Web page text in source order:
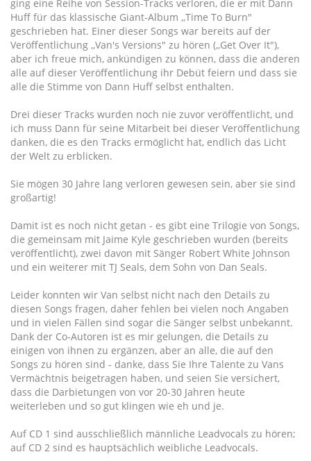
ging eine Reihe von Session-Tracks verloren, die er mit Dann
Huff für das klassische Giant-Album ,,Time To Burn"
geschrieben hat. Einer dieser Songs war bereits auf der
Veröffentlichung ,,Van's Versions" zu hören (,,Get Over It"),
aber ich freue mich, ankündigen zu können, dass die anderen
alle auf dieser Veröffentlichung ihr Debüt feiern und dass sie
alle die Stimme von Dann Huff selbst enthalten.
Drei dieser Tracks wurden noch nie zuvor veröffentlicht, und
ich muss Dann für seine Mitarbeit bei dieser Veröffentlichung
danken, die es den Tracks ermöglicht hat, endlich das Licht
der Welt zu erblicken.
Sie mögen 30 Jahre lang verloren gewesen sein, aber sie sind
großartig!
Damit ist es noch nicht getan - es gibt eine Trilogie von Songs,
die gemeinsam mit Jaime Kyle geschrieben wurden (bereits
veröffentlicht), zwei davon mit Sänger Robert White Johnson
und ein weiterer mit TJ Seals, dem Sohn von Dan Seals.
Leider konnten wir Van selbst nicht nach den Details zu
diesen Songs fragen, daher fehlen bei vielen noch Angaben
und in vielen Fällen sind sogar die Sänger selbst unbekannt.
Dank der Co-Autoren ist es mir gelungen, die Details zu
einigen von ihnen zu ergänzen, aber an alle, die auf den
Songs zu hören sind - danke, dass Sie Ihre Talente zu Vans
Vermächtnis beigetragen haben, und seien Sie versichert,
dass die Darbietungen von vor 20-30 Jahren heute
weiterleben und so gut klingen wie eh und je.
Auf CD 1 sind ausschließlich männliche Leadvocals zu hören;
auf CD 2 sind es hauptsächlich weibliche Leadvocals.